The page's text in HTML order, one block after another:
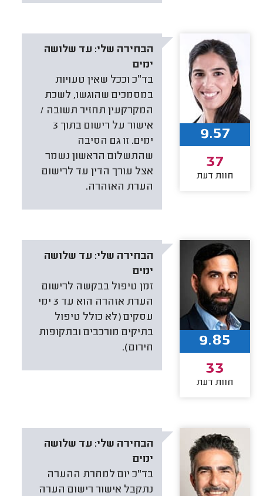
הבחירה שלי: עד שלושה
ימים
בד״כ וככל שאין טעויות
במסמכים שהוגשו, לשכת
המקרקעין תחזיר תשובה /
אישור על רישום בתוך 3
ימים. זו גם הסיבה
שהתשלום הראשון נשמר
אצל עורך הדין עד לרישום
הערת האזהרה.
9.57
37
חוות דעת
הבחירה שלי: עד שלושה
ימים
זמן טיפול בבקשה לרישום
הערת אזהרה הוא עד 3 ימי
עסקים (לא כולל טיפול
בתיקים מורכבים ובתקופות
חירום).
9.85
33
חוות דעת
הבחירה שלי: עד שלושה
ימים
בד"כ יום למחרת ההערה
נתקבל אישור רישום הערה